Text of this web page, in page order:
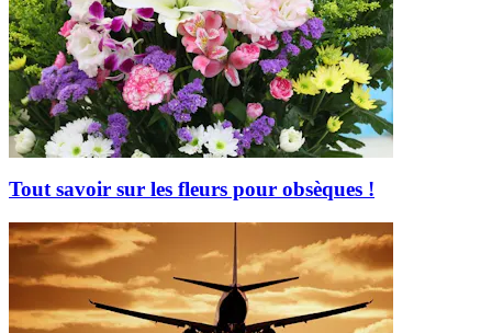
Tout savoir sur les fleurs pour obsèques !